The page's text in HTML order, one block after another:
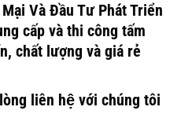
Và Đầu Tư Phát Triển
cấp và thi công tấm
chất lượng và giá rẻ
liên hệ với chúng tôi